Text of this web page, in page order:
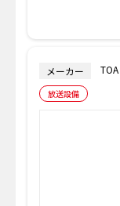
メーカー TOA
放送設備